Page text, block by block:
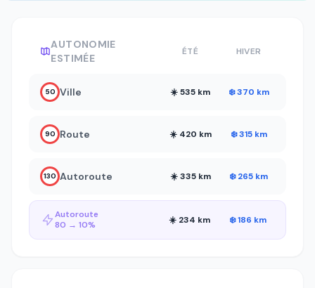
AUTONOMIE
ESTIMÉE
ÉTÉ HIVER
50 Ville ☀️ 535 km ❄️ 370 km
90 Route ☀️ 420 km ❄️ 315 km
130 Autoroute ☀️ 335 km ❄️ 265 km
Autoroute
80 → 10%
☀️ 234 km ❄️ 186 km